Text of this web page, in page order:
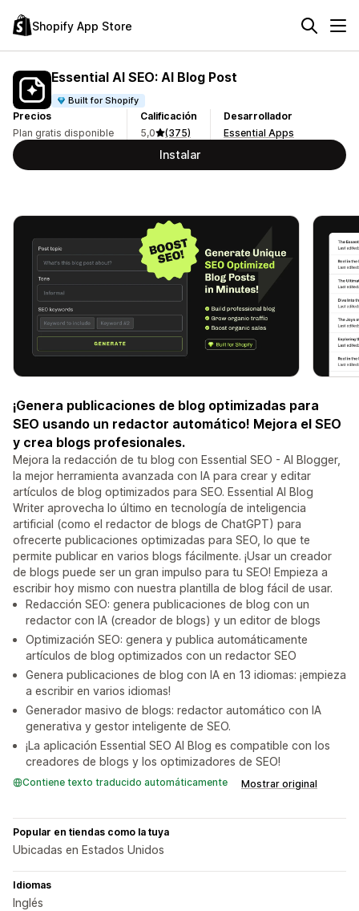
Shopify App Store
Essential AI SEO: AI Blog Post
Built for Shopify
Precios
Plan gratis disponible
Calificación
5,0
(375)
Desarrollador
Essential Apps
Instalar
¡Genera publicaciones de blog optimizadas para
SEO usando un redactor automático! Mejora el SEO
y crea blogs profesionales.
Mejora la redacción de tu blog con Essential SEO - AI Blogger,
la mejor herramienta avanzada con IA para crear y editar
artículos de blog optimizados para SEO. Essential AI Blog
Writer aprovecha lo último en tecnología de inteligencia
artificial (como el redactor de blogs de ChatGPT) para
ofrecerte publicaciones optimizadas para SEO, lo que te
permite publicar en varios blogs fácilmente. ¡Usar un creador
de blogs puede ser un gran impulso para tu SEO! Empieza a
escribir hoy mismo con nuestra plantilla de blog fácil de usar.
Redacción SEO: genera publicaciones de blog con un
redactor con IA (creador de blogs) y un editor de blogs
Optimización SEO: genera y publica automáticamente
artículos de blog optimizados con un redactor SEO
Genera publicaciones de blog con IA en 13 idiomas: ¡empieza
a escribir en varios idiomas!
Generador masivo de blogs: redactor automático con IA
generativa y gestor inteligente de SEO.
¡La aplicación Essential SEO AI Blog es compatible con los
creadores de blogs y los optimizadores de SEO!
Contiene texto traducido automáticamente Mostrar original
Popular en tiendas como la tuya
Ubicadas en Estados Unidos
Idiomas
Inglés